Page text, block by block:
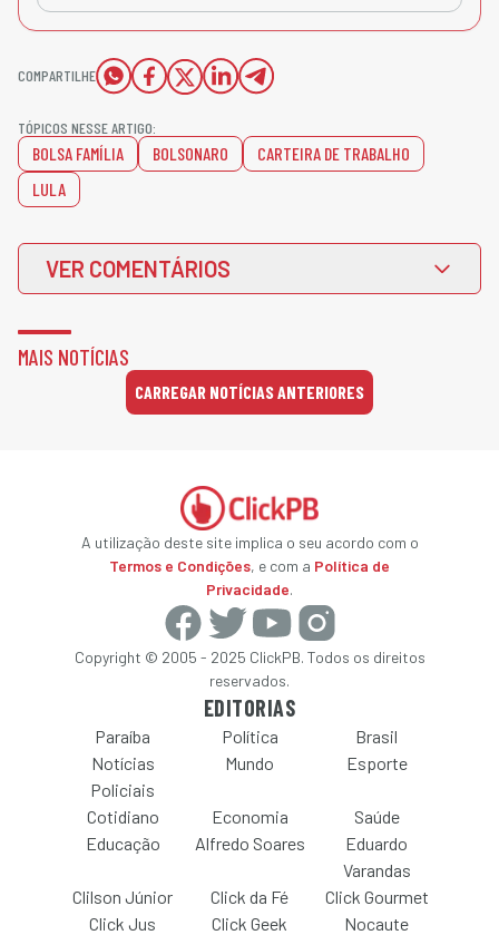
COMPARTILHE
TÓPICOS NESSE ARTIGO:
BOLSA FAMÍLIA BOLSONARO
CARTEIRA DE TRABALHO
LULA
VER COMENTÁRIOS
MAIS NOTÍCIAS
CARREGAR NOTÍCIAS ANTERIORES
A utilização deste site implica o seu acordo com o
Termos e Condições, e com a Política de
Privacidade.
Copyright © 2005 - 2025 ClickPB. Todos os direitos
reservados.
EDITORIAS
Paraíba Política
Brasil
Notícias
Policiais
Mundo Esporte
Cotidiano Economia
Saúde
Educação
Alfredo Soares
Eduardo
Varandas
Clilson Júnior
Click da Fé
Click Gourmet
Click Jus
Click Geek Nocaute